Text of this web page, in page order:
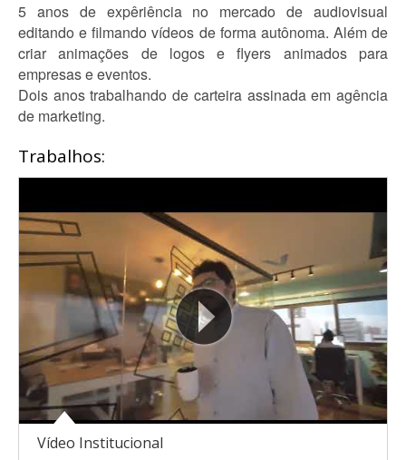
5 anos de expêriência no mercado de audiovisual
editando e filmando vídeos de forma autônoma. Além de
criar animações de logos e flyers animados para
empresas e eventos.
Dois anos trabalhando de carteira assinada em agência
de marketing.
Trabalhos:
Vídeo Institucional